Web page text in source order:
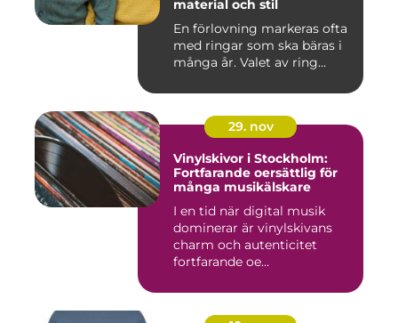
material och stil
En förlovning markeras ofta
med ringar som ska bäras i
många år. Valet av ring...
29. nov
Vinylskivor i Stockholm:
Fortfarande oersättlig för
många musikälskare
I en tid när digital musik
dominerar är vinylskivans
charm och autenticitet
fortfarande oe...